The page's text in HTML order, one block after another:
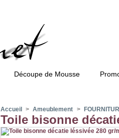
Découpe de Mousse
Accueil > Ameublement >
Toile bisonne